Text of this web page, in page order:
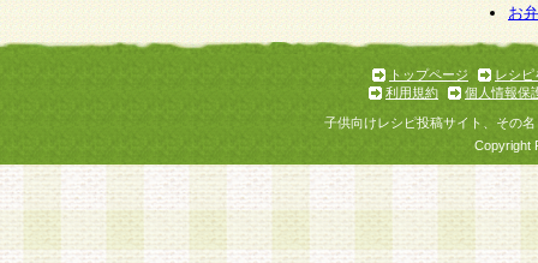
お
トップページ
レシピ
利用規約
個人情報保
子供向けレシピ投稿サイト、その
Copyright